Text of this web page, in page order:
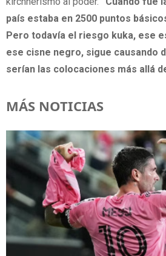
país estaba en 2500 puntos
Pero todavía el riesgo kuka, ese
ese cisne negro, sigue causando
serían las colocaciones más allá
MÁS NOTICIAS